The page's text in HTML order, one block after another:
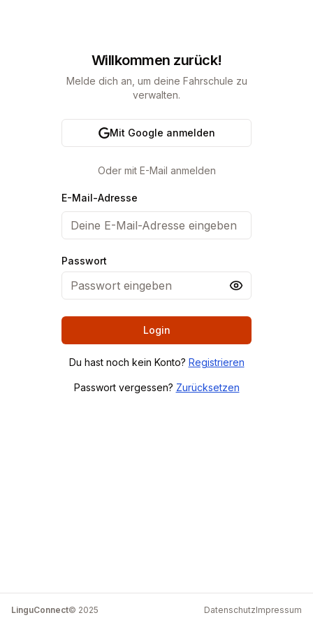
Willkommen zurück!
Melde dich an, um deine Fahrschule zu
verwalten.
Mit Google anmelden
Oder mit E-Mail anmelden
E-Mail-Adresse
Passwort
Login
Du hast noch kein Konto? Registrieren
Passwort vergessen? Zurücksetzen
LinguConnect© 2025 DatenschutzImpressum